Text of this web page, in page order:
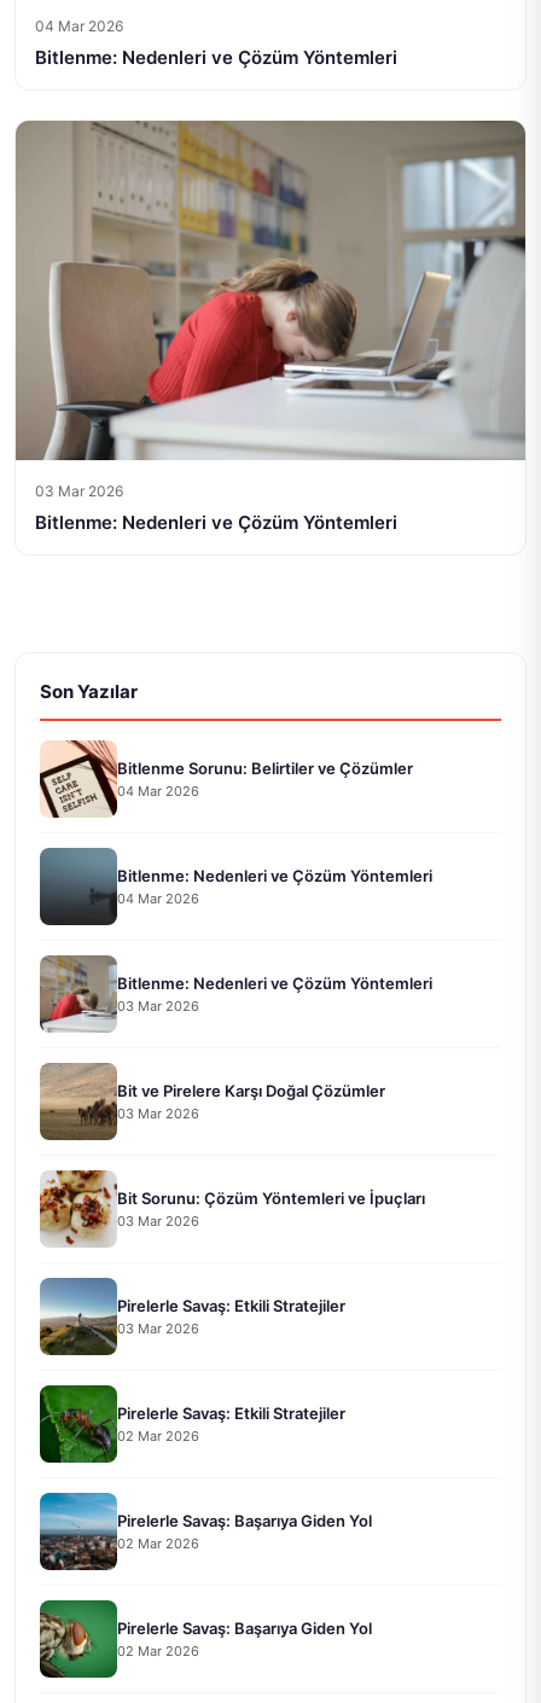
04 Mar 2026
Bitlenme: Nedenleri ve Çözüm Yöntemleri
03 Mar 2026
Bitlenme: Nedenleri ve Çözüm Yöntemleri
Son Yazılar
Bitlenme Sorunu: Belirtiler ve Çözümler
04 Mar 2026
Bitlenme: Nedenleri ve Çözüm Yöntemleri
04 Mar 2026
Bitlenme: Nedenleri ve Çözüm Yöntemleri
03 Mar 2026
Bit ve Pirelere Karşı Doğal Çözümler
03 Mar 2026
Bit Sorunu: Çözüm Yöntemleri ve İpuçları
03 Mar 2026
Pirelerle Savaş: Etkili Stratejiler
03 Mar 2026
Pirelerle Savaş: Etkili Stratejiler
02 Mar 2026
Pirelerle Savaş: Başarıya Giden Yol
02 Mar 2026
Pirelerle Savaş: Başarıya Giden Yol
02 Mar 2026